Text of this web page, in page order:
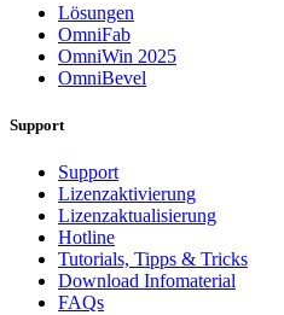
Lösungen
OmniFab
OmniWin 2025
OmniBevel
Support
Support
Lizenzaktivierung
Lizenzaktualisierung
Hotline
Tutorials, Tipps & Tricks
Download Infomaterial
FAQs